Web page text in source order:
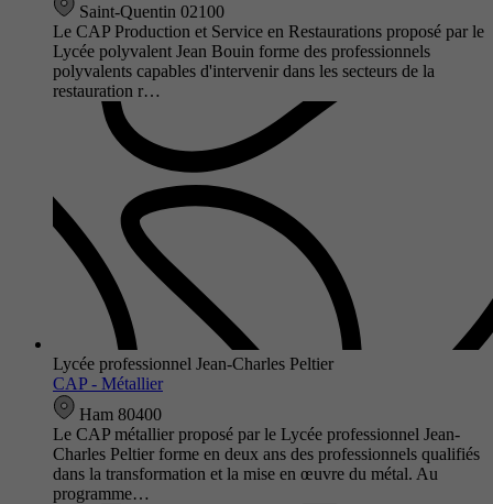
Saint-Quentin 02100
Le CAP Production et Service en Restaurations proposé par le
Lycée polyvalent Jean Bouin forme des professionnels
polyvalents capables d'intervenir dans les secteurs de la
restauration r…
Lycée professionnel Jean-Charles Peltier
CAP - Métallier
Ham 80400
Le CAP métallier proposé par le Lycée professionnel Jean-
Charles Peltier forme en deux ans des professionnels qualifiés
dans la transformation et la mise en œuvre du métal. Au
programme…